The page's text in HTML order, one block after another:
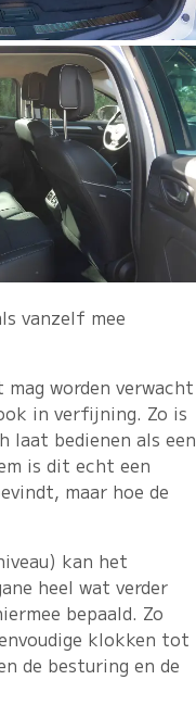
vanzelf mee
worden verwacht
in verfijning. Zo is
laat bedienen als een
is dit echt een
maar hoe de
kan het
heel wat verder
bepaald. Zo
klokken tot
de besturing en de